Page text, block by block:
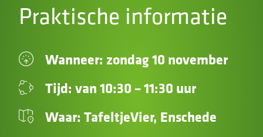
Praktische informatie
Wanneer: zondag 10 november
Tijd: van 10:30 – 11:30 uur
Waar: TafeltjeVier, Enschede